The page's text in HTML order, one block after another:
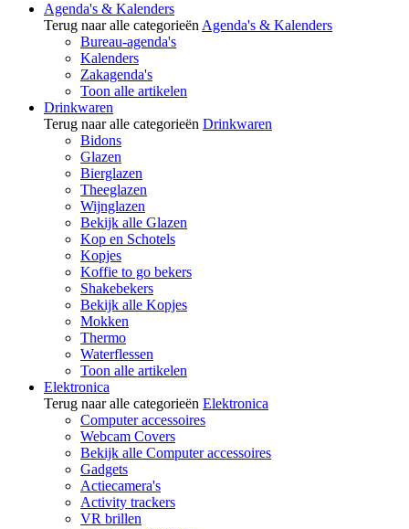
Agenda's & Kalenders
Terug naar alle categorieën Agenda's & Kalenders
Bureau-agenda's
Kalenders
Zakagenda's
Toon alle artikelen
Drinkwaren
Terug naar alle categorieën Drinkwaren
Bidons
Glazen
Bierglazen
Theeglazen
Wijnglazen
Bekijk alle Glazen
Kop en Schotels
Kopjes
Koffie to go bekers
Shakebekers
Bekijk alle Kopjes
Mokken
Thermo
Waterflessen
Toon alle artikelen
Elektronica
Terug naar alle categorieën Elektronica
Computer accessoires
Webcam Covers
Bekijk alle Computer accessoires
Gadgets
Actiecamera's
Activity trackers
VR brillen